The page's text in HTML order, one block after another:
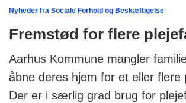
Nyheder fra Sociale Forhold og Beskæftigelse
Fremstød for flere
Aarhus Kommune mangler
åbne deres hjem for et eller flere
Der er i særlig grad brug for